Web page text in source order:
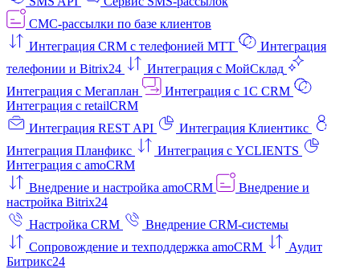
СМС-рассылки по базе клиентов
Интеграция CRM с телефонией МТТ
Интеграция
телефонии и Bitrix24
Интеграция с МойСклад
Интеграция с Мегаплан
Интеграция с 1C CRM
Интеграция с retailCRM
Интеграция REST API
Интеграция Клиентикс
Интеграция Планфикс
Интеграция с YCLIENTS
Интеграция с amoCRM
Внедрение и настройка amoCRM
Внедрение и
настройка Bitrix24
Настройка CRM
Внедрение CRM-системы
Сопровождение и техподдержка amoCRM
Аудит
Битрикс24